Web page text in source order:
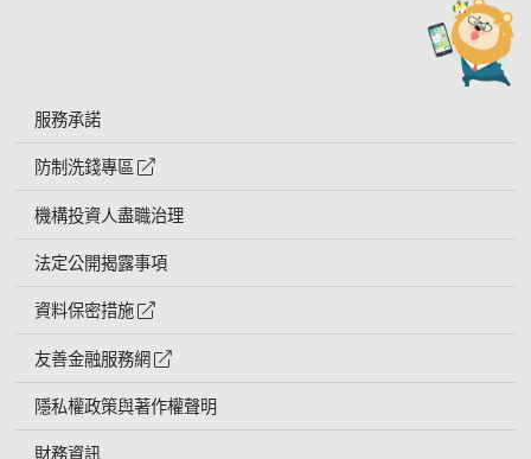
服務承諾
防制洗錢專區
外網連結符號
機構投資人盡職治理
法定公開揭露事項
資料保密措施
外網連結符號
友善金融服務網 外網連結符號
隱私權政策與著作權聲明
財務資訊